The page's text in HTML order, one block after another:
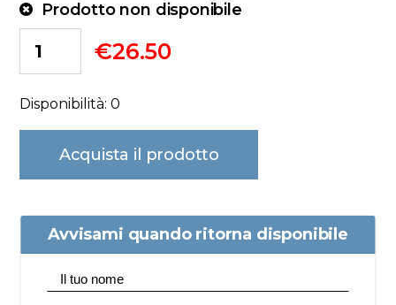
Prodotto non disponibile
€26.50
Disponibilità: 0
Acquista il prodotto
Avvisami quando ritorna disponibile